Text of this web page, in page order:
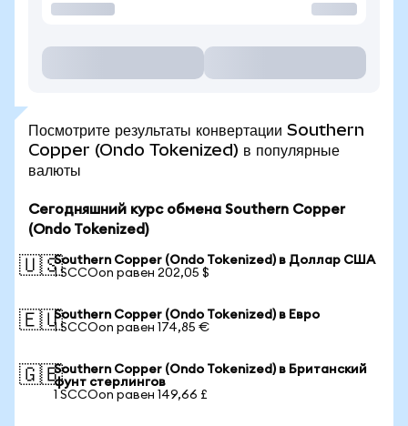
Посмотрите результаты конвертации Southern
Copper (Ondo Tokenized) в популярные
валюты
Сегодняшний курс обмена Southern Copper
(Ondo Tokenized)
🇺🇸Southern Copper (Ondo Tokenized) в Доллар США
1 SCCOon равен 202,05 $
🇪🇺Southern Copper (Ondo Tokenized) в Евро
1 SCCOon равен 174,85 €
🇬🇧Southern Copper (Ondo Tokenized) в Британский
фунт стерлингов
1 SCCOon равен 149,66 £